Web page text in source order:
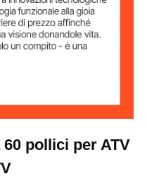
1280 × 385 mm
pollici per ATV